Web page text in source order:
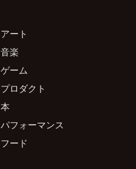
アート
音楽
ゲーム
プロダクト
本
パフォーマンス
フード